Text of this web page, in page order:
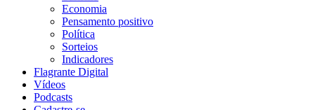
Economia
Pensamento positivo
Política
Sorteios
Indicadores
Flagrante Digital
Vídeos
Podcasts